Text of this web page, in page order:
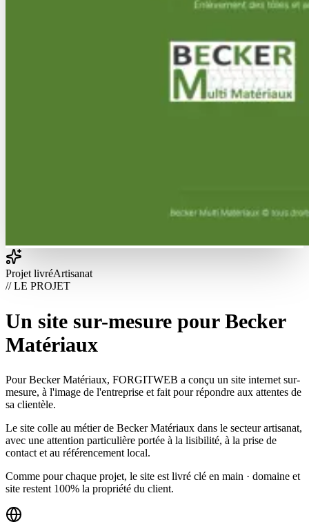
Projet livréArtisanat
// LE PROJET
Un site sur-mesure pour Becker
Matériaux
Pour Becker Matériaux, FORGITWEB a conçu un site internet sur-
mesure, à l'image de l'entreprise et fait pour répondre aux attentes de
sa clientèle.
Le site colle au métier de Becker Matériaux dans le secteur artisanat,
avec une attention particulière portée à la lisibilité, à la prise de
contact et au référencement local.
Comme pour chaque projet, le site est livré clé en main · domaine et
site restent 100% la propriété du client.